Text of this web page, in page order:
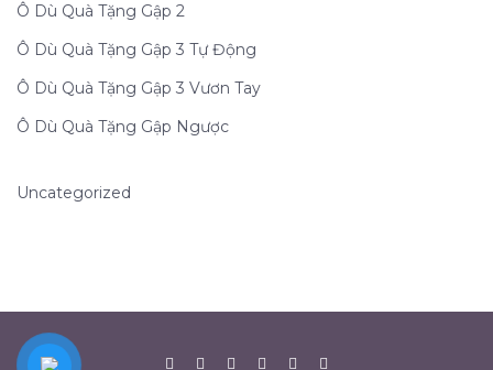
Ô Dù Quà Tặng Gập 2
Ô Dù Quà Tặng Gập 3 Tự Động
Ô Dù Quà Tặng Gập 3 Vươn Tay
Ô Dù Quà Tặng Gập Ngược
Uncategorized